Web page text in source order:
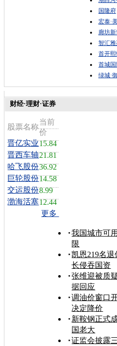
国隆府
宏泰·
廊坊
智汇
首开熙
首城国
绿城·
财经·理财·证券
股票名称
当前
价
晋亿实业15.84
晋西车轴21.81
哈飞股份36.92
巨轮股份14.58
交运股份8.99
渤海活塞12.44
更多
我国城市可
限
凯恩219名
长侵吞国资
张维迎被质
据回应
调油价窗口
决定降价
新鞍钢正式
国老大
证监会披露